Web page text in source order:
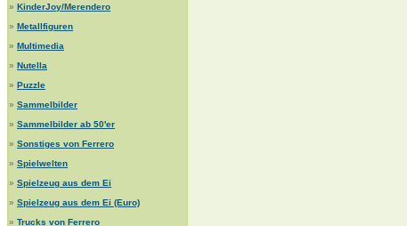
» KinderJoy/Merendero
» Metallfiguren
» Multimedia
» Nutella
» Puzzle
» Sammelbilder
» Sammelbilder ab 50'er
» Sonstiges von Ferrero
» Spielwelten
» Spielzeug aus dem Ei
» Spielzeug aus dem Ei (Euro)
» Trucks von Ferrero